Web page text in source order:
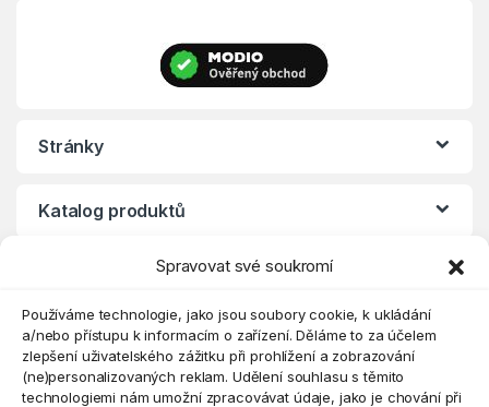
Spravovat své soukromí
Používáme technologie, jako jsou soubory cookie, k ukládání
a/nebo přístupu k informacím o zařízení. Děláme to za účelem
zlepšení uživatelského zážitku při prohlížení a zobrazování
(ne)personalizovaných reklam. Udělení souhlasu s těmito
technologiemi nám umožní zpracovávat údaje, jako je chování při
Stránky
Katalog produktů